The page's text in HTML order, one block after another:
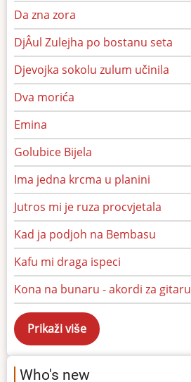
Da zna zora
DjÂul Zulejha po bostanu seta
Djevojka sokolu zulum učinila
Dva morića
Emina
Golubice Bijela
Ima jedna krcma u planini
Jutros mi je ruza procvjetala
Kad ja podjoh na Bembasu
Kafu mi draga ispeci
Kona na bunaru - akordi za gitaru
Who's new